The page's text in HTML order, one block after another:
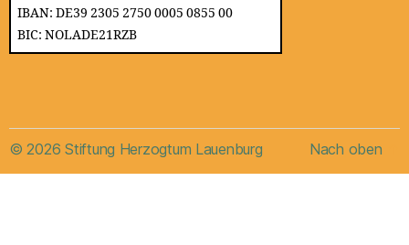
IBAN: DE39 2305 2750 0005 0855 00
BIC: NOLADE21RZB
© 2026Stiftung Herzogtum Lauenburg Nach oben